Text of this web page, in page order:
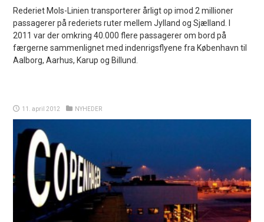
Rederiet Mols-Linien transporterer årligt op imod 2 millioner
passagerer på rederiets ruter mellem Jylland og Sjælland. I
2011 var der omkring 40.000 flere passagerer om bord på
færgerne sammenlignet med indenrigsflyene fra København til
Aalborg, Aarhus, Karup og Billund.
11. april 2012 NYHEDER